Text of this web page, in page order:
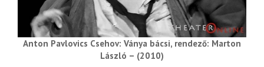
Anton Pavlovics Csehov: Ványa bácsi, rendező: Marton
László – (2010)